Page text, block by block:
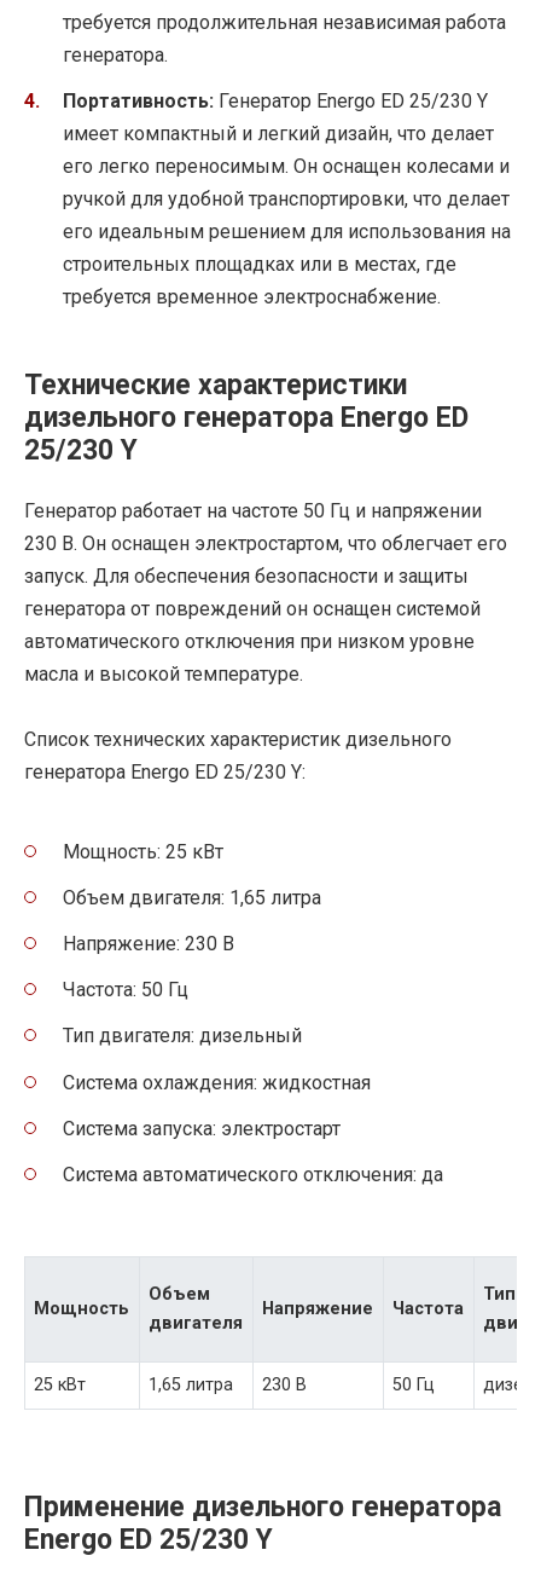
требуется продолжительная независимая работа
генератора.
Портативность: Генератор Energo ED 25/230 Y
имеет компактный и легкий дизайн, что делает
его легко переносимым. Он оснащен колесами и
ручкой для удобной транспортировки, что делает
его идеальным решением для использования на
строительных площадках или в местах, где
требуется временное электроснабжение.
Технические характеристики
дизельного генератора Energo ED
25/230 Y
Генератор работает на частоте 50 Гц и напряжении
230 В. Он оснащен электростартом, что облегчает его
запуск. Для обеспечения безопасности и защиты
генератора от повреждений он оснащен системой
автоматического отключения при низком уровне
масла и высокой температуре.
Список технических характеристик дизельного
генератора Energo ED 25/230 Y:
Мощность: 25 кВт
Объем двигателя: 1,65 литра
Напряжение: 230 В
Частота: 50 Гц
Тип двигателя: дизельный
Система охлаждения: жидкостная
Система запуска: электростарт
Система автоматического отключения: да
Мощность
Объем
двигателя
Напряжение Частота
Тип
25 кВт 1,65 литра 230 В 50 Гц
Применение дизельного генератора
Energo ED 25/230 Y